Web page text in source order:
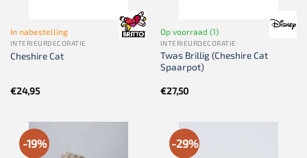
In nabestelling
INTERIEURDECORATIE
Cheshire Cat
€24,95
Op voorraad (1)
INTERIEURDECORATIE
Twas Brillig (Cheshire Cat
Spaarpot)
€27,50
-19% -29%